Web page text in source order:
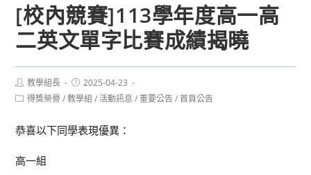
[校內競賽]113學年度高一高
二英文單字比賽成績揭曉
Post
author:
教學組長
Post
published:
2025-04-23
Post得獎榮譽 / 教學組 / 活動訊息 / 重要公告 / 首頁公告
恭喜以下同學表現優異：
高一組